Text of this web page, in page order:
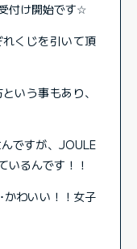
付け開始です☆
くじを引いて頂
いう事もあり、
ですが、JOULE
いるんです！！
かわいい！！女子